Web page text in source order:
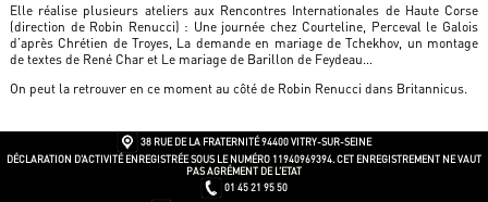
Elle réalise plusieurs ateliers aux Rencontres Internationales de Haute Corse
(direction de Robin Renucci) : Une journée chez Courteline, Perceval le Galois
d’après Chrétien de Troyes, La demande en mariage de Tchekhov, un montage
de textes de René Char et Le mariage de Barillon de Feydeau…
On peut la retrouver en ce moment au côté de Robin Renucci dans Britannicus.
38 RUE DE LA FRATERNITÉ94400 VITRY-SUR-SEINE
DÉCLARATION D’ACTIVITÉ ENREGISTRÉE SOUS LE NUMÉRO 11940969394. CET ENREGISTREMENT NE VAUT
PAS AGRÉMENT DE L’ETAT
01 45 21 95 50